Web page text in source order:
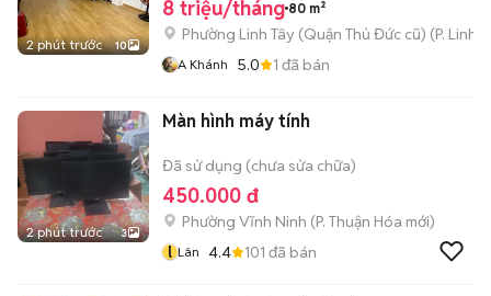
2 phút trước 10
8 triệu/tháng 80 m²
Phường Linh Tây (Quận Thủ Đức cũ) (P. Linh
A Khánh 5.0 1 đã bán
2 phút trước 3
Màn hình máy tính
Đã sử dụng (chưa sửa chữa)
450.000 đ
Phường Vĩnh Ninh (P. Thuận Hóa mới)
l Lân 4.4 101 đã bán